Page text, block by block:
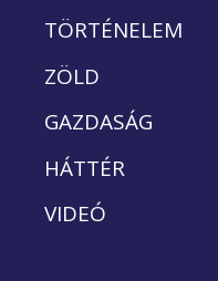
TÖRTÉNELEM
ZÖLD
GAZDASÁG
HÁTTÉR
VIDEÓ